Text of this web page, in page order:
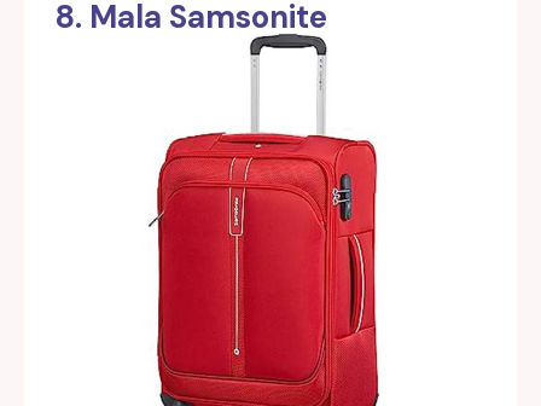
8. Mala Samsonite